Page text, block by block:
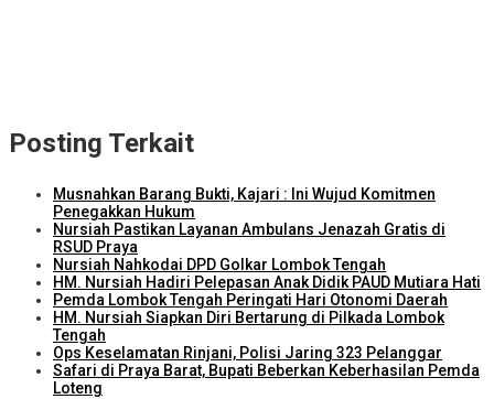
Posting Terkait
Musnahkan Barang Bukti, Kajari : Ini Wujud Komitmen
Penegakkan Hukum
Nursiah Pastikan Layanan Ambulans Jenazah Gratis di
RSUD Praya
Nursiah Nahkodai DPD Golkar Lombok Tengah
HM. Nursiah Hadiri Pelepasan Anak Didik PAUD Mutiara Hati
Pemda Lombok Tengah Peringati Hari Otonomi Daerah
HM. Nursiah Siapkan Diri Bertarung di Pilkada Lombok
Tengah
Ops Keselamatan Rinjani, Polisi Jaring 323 Pelanggar
Safari di Praya Barat, Bupati Beberkan Keberhasilan Pemda
Loteng